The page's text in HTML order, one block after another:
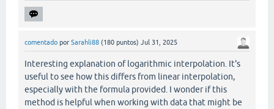
comentado por Sarahli88 (180 puntos) Jul 31, 2025
Interesting explanation of logarithmic interpolation. It's
useful to see how this differs from linear interpolation,
especially with the formula provided. I wonder if this
method is helpful when working with data that might be